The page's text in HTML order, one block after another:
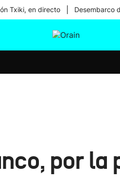
Txiki, en directo Desembarco
por la